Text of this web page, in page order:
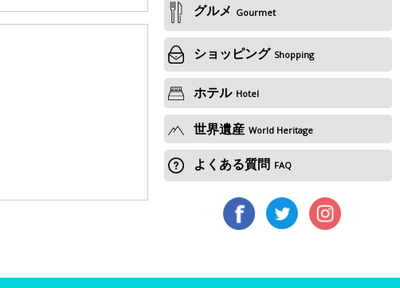
グルメ Gourmet
ショッピング Shopping
ホテル Hotel
世界遺産 World Heritage
よくある質問 FAQ